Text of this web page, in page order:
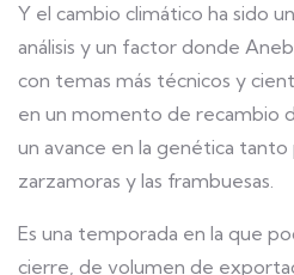
Y el cambio climático ha sido
análisis y un factor donde
con temas más técnicos y
en un momento de recambio
un avance en la genética tanto
zarzamoras y las frambuesas.
Es una temporada en la que
cierre, de volumen de